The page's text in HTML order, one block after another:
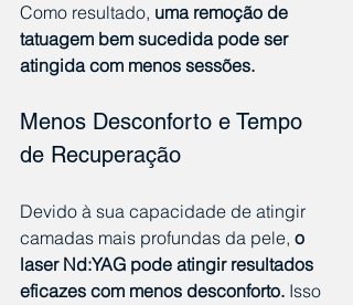
Como resultado, uma remoção de
tatuagem bem sucedida pode ser
atingida com menos sessões.
Menos Desconforto e Tempo
de Recuperação
Devido à sua capacidade de atingir
camadas mais profundas da pele, o
laser Nd:YAG pode atingir resultados
eficazes com menos desconforto. Isso